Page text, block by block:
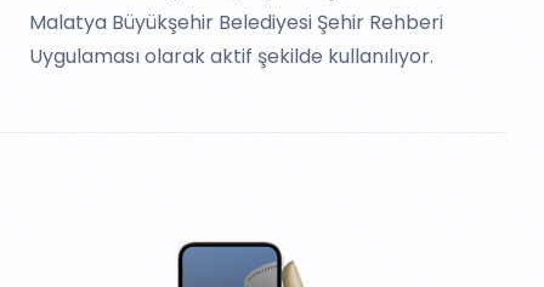
Malatya Büyükşehir Belediyesi Şehir Rehberi
Uygulaması olarak aktif şekilde kullanılıyor.